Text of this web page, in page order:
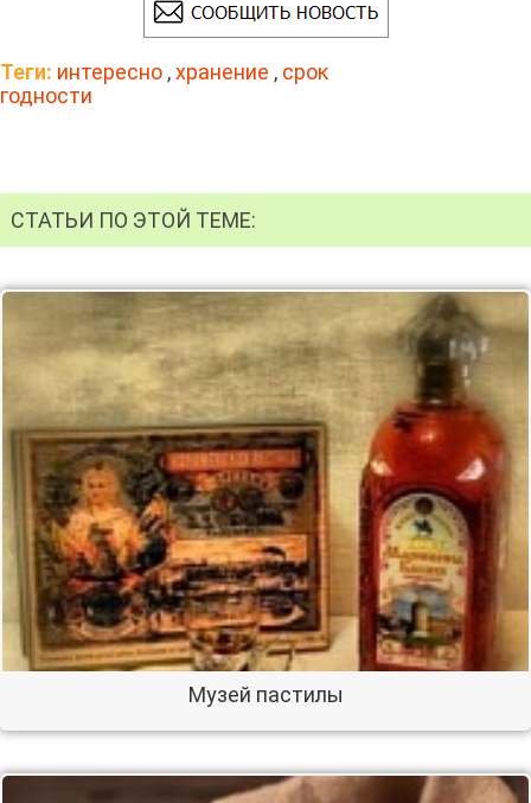
Теги: интересно ,хранение , срок
годности
СТАТЬИ ПО ЭТОЙ ТЕМЕ:
Музей пастилы